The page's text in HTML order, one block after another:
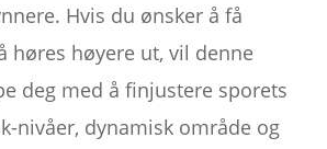
Hvis du ønsker å få
høres høyere ut, vil denne
deg med å finjustere sporets
nivåer, dynamisk område og